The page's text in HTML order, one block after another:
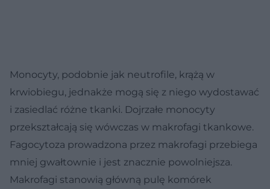
Monocyty, podobnie jak neutrofile, krążą w
krwiobiegu, jednakże mogą się z niego wydostawać
i zasiedlać różne tkanki. Dojrzałe monocyty
przekształcają się wówczas w makrofagi tkankowe.
Fagocytoza prowadzona przez makrofagi przebiega
mniej gwałtownie i jest znacznie powolniejsza.
Makrofagi stanowią główną pulę komórek